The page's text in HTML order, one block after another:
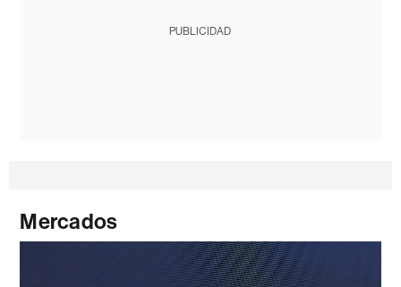
PUBLICIDAD
Mercados